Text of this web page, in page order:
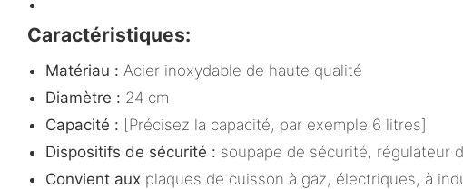
Caractéristiques:
Matériau : Acier inoxydable de haute qualité
Diamètre : 24 cm
Capacité : [Précisez la capacité, par exemple 6 litres]
Dispositifs de sécurité : soupape de sécurité, régulateur
Convient aux plaques de cuisson à gaz, électriques, à